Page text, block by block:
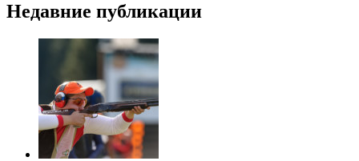
Недавние публикации